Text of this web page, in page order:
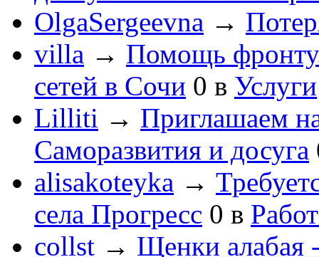
OlgaSergeevna →
villa → Помощь
сетей в Сочи 0 в Услуги
Lilliti → Приглашаем
Саморазвития и досуга
alisakoteyka →
села Прогресс 0 в
collst → Щенки алабая